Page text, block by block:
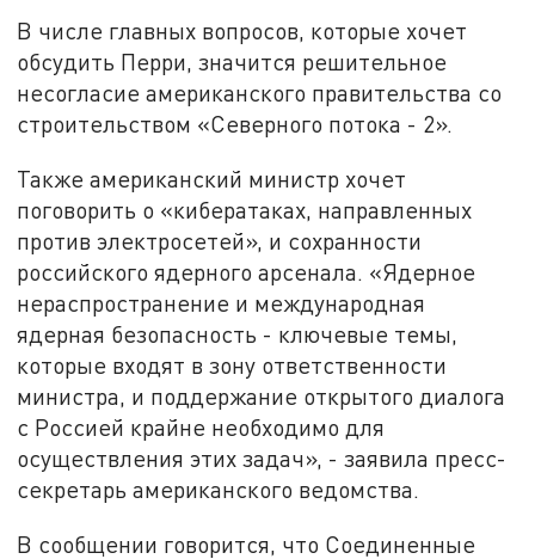
В числе главных вопросов, которые хочет
обсудить Перри, значится решительное
несогласие американского правительства со
строительством «Северного потока - 2».
Также американский министр хочет
поговорить о «кибератаках, направленных
против электросетей», и сохранности
российского ядерного арсенала. «Ядерное
нераспространение и международная
ядерная безопасность - ключевые темы,
которые входят в зону ответственности
министра, и поддержание открытого диалога
с Россией крайне необходимо для
осуществления этих задач», - заявила пресс-
секретарь американского ведомства.
В сообщении говорится, что Соединенные